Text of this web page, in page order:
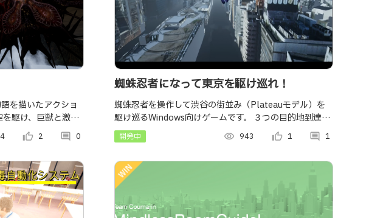
を描いたアクショ
駆け、巨獣と激闘
thumb_up_alt 2 comment 0
蜘蛛忍者になって東京を駆け巡れ！
蜘蛛忍者を操作して渋谷の街並み（Plateauモデル）を
駆け巡るWindows向けゲームです。 ３つの目的地到達を
目標とし、そのタイムを競います。
開発中 visibility 943 thumb_up_alt 1 comment 1